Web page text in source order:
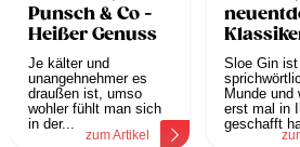
Punsch & Co -
Heißer Genuss
Je kälter und
unangehnehmer es
draußen ist, umso
wohler fühlt man sich
in der...
zum Artikel
Sloe Gin ist
Munde und
erst mal in
geschafft